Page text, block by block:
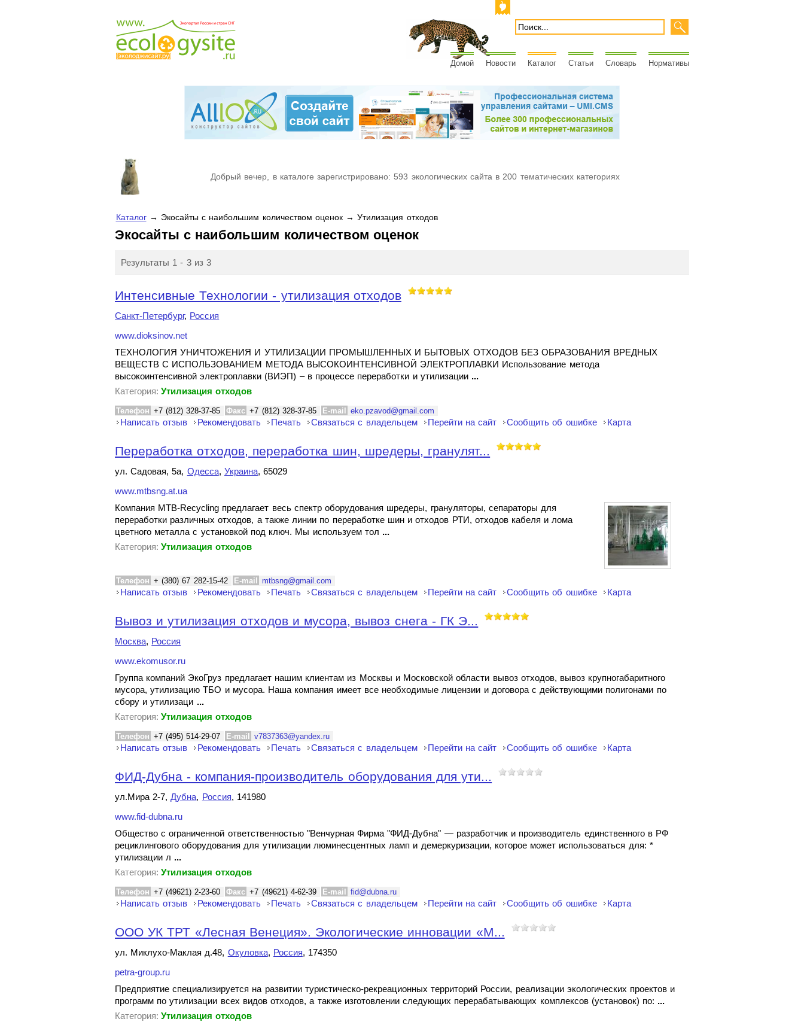
Домой Новости Каталог Статьи Словарь Нормативы
Добрый вечер, в каталоге зарегистрировано: 593 экологических сайта в 200 тематических категориях
Каталог→ Экосайты с наибольшим количеством оценок → Утилизация отходов
Экосайты с наибольшим количеством оценок
Результаты 1 - 3 из 3
Интенсивные Технологии - утилизация отходов
Санкт-Петербург, Россия
www.dioksinov.net
ТЕХНОЛОГИЯ УНИЧТОЖЕНИЯ И УТИЛИЗАЦИИ ПРОМЫШЛЕННЫХ И БЫТОВЫХ ОТХОДОВ БЕЗ ОБРАЗОВАНИЯ ВРЕДНЫХ
ВЕЩЕСТВ С ИСПОЛЬЗОВАНИЕМ МЕТОДА ВЫСОКОИНТЕНСИВНОЙ ЭЛЕКТРОПЛАВКИ Использование метода
высокоинтенсивной электроплавки (ВИЭП) – в процессе переработки и утилизации ...
Категория: Утилизация отходов
Телефон +7 (812) 328-37-85 Факс +7 (812) 328-37-85 E-mail eko.pzavod@gmail.com
Написать отзыв Рекомендовать Печать Связаться с владельцем Перейти на сайт Сообщить об ошибке Карта
Переработка отходов, переработка шин, шредеры, гранулят...
ул. Cадовая, 5а, Одесса, Украина, 65029
www.mtbsng.at.ua
Компания MTB-Recycling предлагает весь спектр оборудования шредеры, грануляторы, сепараторы для
переработки различных отходов, а также линии по переработке шин и отходов РТИ, отходов кабеля и лома
цветного металла c установкой под ключ. Мы используем тол ...
Категория: Утилизация отходов
Телефон + (380) 67 282-15-42 E-mail mtbsng@gmail.com
Написать отзыв Рекомендовать Печать Связаться с владельцем Перейти на сайт Сообщить об ошибке Карта
Вывоз и утилизация отходов и мусора, вывоз снега - ГК Э...
Москва, Россия
www.ekomusor.ru
Группа компаний ЭкоГруз предлагает нашим клиентам из Москвы и Московской области вывоз отходов, вывоз крупногабаритного
мусора, утилизацию ТБО и мусора. Наша компания имеет все необходимые лицензии и договора с действующими полигонами по
сбору и утилизаци ...
Категория: Утилизация отходов
Телефон +7 (495) 514-29-07 E-mail v7837363@yandex.ru
Написать отзыв Рекомендовать Печать Связаться с владельцем Перейти на сайт Сообщить об ошибке Карта
ФИД-Дубна - компания-производитель оборудования для ути...
ул.Мира 2-7,Дубна, Россия, 141980
www.fid-dubna.ru
Общество с ограниченной ответственностью "Венчурная Фирма "ФИД-Дубна" — разработчик и производитель единственного в РФ
рециклингового оборудования для утилизации люминесцентных ламп и демеркуризации, которое может использоваться для: *
утилизации л ...
Категория: Утилизация отходов
Телефон +7 (49621) 2-23-60 Факс +7 (49621) 4-62-39 E-mail fid@dubna.ru
Написать отзыв Рекомендовать Печать Связаться с владельцем Перейти на сайт Сообщить об ошибке Карта
ООО УК ТРТ «Лесная Венеция». Экологические инновации «М...
ул. Миклухо-Маклая д.48, Окуловка, Россия, 174350
petra-group.ru
Предприятие специализируется на развитии туристическо-рекреационных территорий России, реализации экологических проектов и
программ по утилизации всех видов отходов, а также изготовлении следующих перерабатывающих комплексов (установок) по: ...
Категория: Утилизация отходов